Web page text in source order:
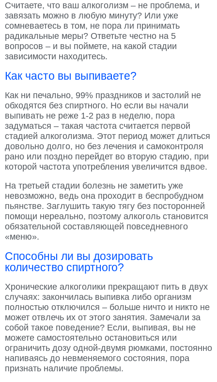
Считаете, что ваш алкоголизм – не проблема, и
завязать можно в любую минуту? Или уже
сомневаетесь в том, не пора ли принимать
радикальные меры? Ответьте честно на 5
вопросов – и вы поймете, на какой стадии
зависимости находитесь.
Как часто вы выпиваете?
Как ни печально, 99% праздников и застолий не
обходятся без спиртного. Но если вы начали
выпивать не реже 1-2 раз в неделю, пора
задуматься – такая частота считается первой
стадией алкоголизма. Этот период может длиться
довольно долго, но без лечения и самоконтроля
рано или поздно перейдет во вторую стадию, при
которой частота употребления увеличится вдвое.
На третьей стадии болезнь не заметить уже
невозможно, ведь она проходит в беспробудном
пьянстве. Заглушить такую тягу без посторонней
помощи нереально, поэтому алкоголь становится
обязательной составляющей повседневного
«меню».
Способны ли вы дозировать
количество спиртного?
Хронические алкоголики прекращают пить в двух
случаях: закончилась выпивка либо организм
полностью отключился – больше ничто и никто не
может отвлечь их от этого занятия. Замечали за
собой такое поведение? Если, выпивая, вы не
можете самостоятельно остановиться или
ограничить дозу одной-двумя рюмками, постоянно
напиваясь до невменяемого состояния, пора
признать наличие проблемы.